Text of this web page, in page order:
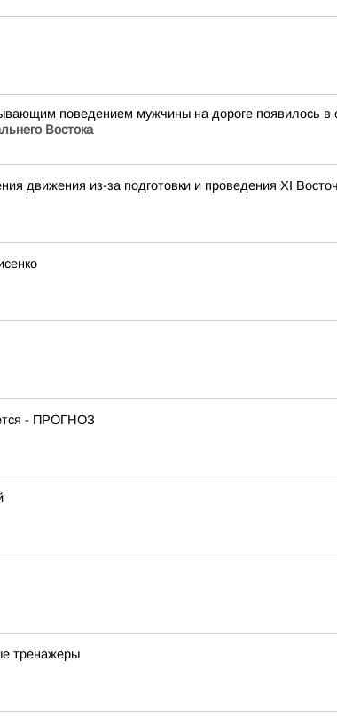
поведением мужчины на дороге появилось в
Востока
движения из-за подготовки и проведения XI
- ПРОГНОЗ
тренажёры